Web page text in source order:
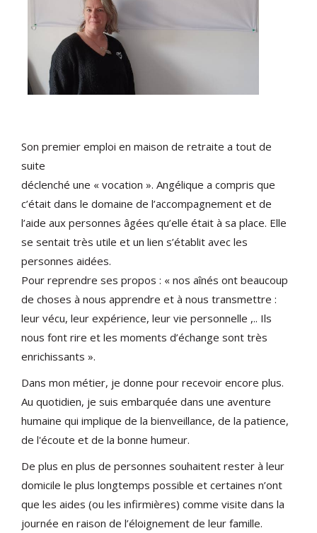
Son premier emploi en maison de retraite a tout de
suite
déclenché une « vocation ». Angélique a compris que
c’était dans le domaine de l’accompagnement et de
l’aide aux personnes âgées qu’elle était à sa place. Elle
se sentait très utile et un lien s’établit avec les
personnes aidées.
Pour reprendre ses propos : « nos aînés ont beaucoup
de choses à nous apprendre et à nous transmettre :
leur vécu, leur expérience, leur vie personnelle ,.. Ils
nous font rire et les moments d’échange sont très
enrichissants ».
Dans mon métier, je donne pour recevoir encore plus.
Au quotidien, je suis embarquée dans une aventure
humaine qui implique de la bienveillance, de la patience,
de l'écoute et de la bonne humeur.
De plus en plus de personnes souhaitent rester à leur
domicile le plus longtemps possible et certaines n’ont
que les aides (ou les infirmières) comme visite dans la
journée en raison de l’éloignement de leur famille.